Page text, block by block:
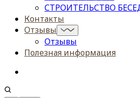
СТРОИТЕЛЬСТВО
Контакты
Отзывы
Отзывы
Полезная информация